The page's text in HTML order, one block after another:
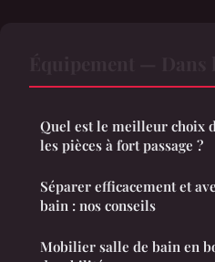
Quel est le meilleur choix
les pièces à fort passage ?
Séparer efficacement et
bain : nos conseils
Mobilier salle de bain en